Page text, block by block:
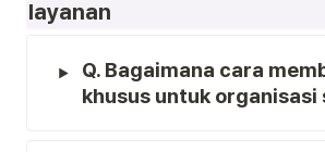
layanan
Q. Bagaimana cara
khusus untuk organisasi